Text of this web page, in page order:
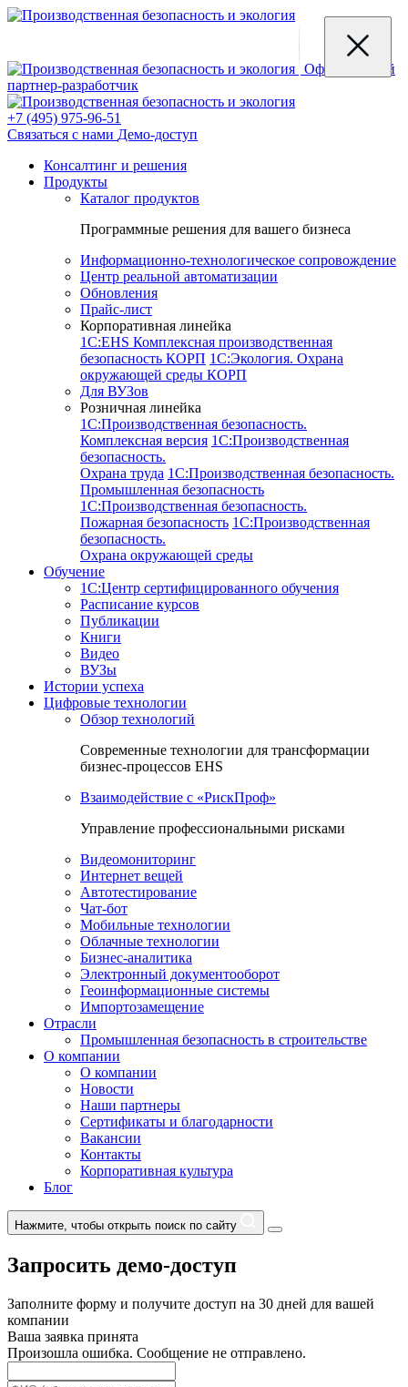
Официальный
партнер-разработчик
+7 (495) 975-96-51
Связаться с нами Демо-доступ
Консалтинг и решения
Продукты
Каталог продуктов
Программные решения для вашего бизнеса
Информационно-технологическое сопровождение
Центр реальной автоматизации
Обновления
Прайс-лист
Корпоративная линейка
1С:EHS Комплексная производственная
безопасность КОРП 1С:Экология. Охрана
окружающей среды КОРП
Для ВУЗов
Розничная линейка
1C:Производственная безопасность.
Комплексная версия 1C:Производственная
безопасность.
Охрана труда 1C:Производственная безопасность.
Промышленная безопасность
1C:Производственная безопасность.
Пожарная безопасность 1C:Производственная
безопасность.
Охрана окружающей среды
Обучение
1C:Центр сертифицированного обучения
Расписание курсов
Публикации
Книги
Видео
ВУЗы
Истории успеха
Цифровые технологии
Обзор технологий
Современные технологии для трансформации
бизнес-процессов EHS
Взаимодействие с «РискПроф»
Управление профессиональными рисками
Видеомониторинг
Интернет вещей
Автотестирование
Чат-бот
Мобильные технологии
Облачные технологии
Бизнес-аналитика
Электронный документооборот
Геоинформационные системы
Импортозамещение
Отрасли
Промышленная безопасность в строительстве
О компании
О компании
Новости
Наши партнеры
Сертификаты и благодарности
Вакансии
Контакты
Корпоративная культура
Блог
Нажмите, чтобы открыть поиск по сайту
Запросить демо-доступ
Заполните форму и получите доступ на 30 дней для вашей
компании
Ваша заявка принята
Произошла ошибка. Сообщение не отправлено.